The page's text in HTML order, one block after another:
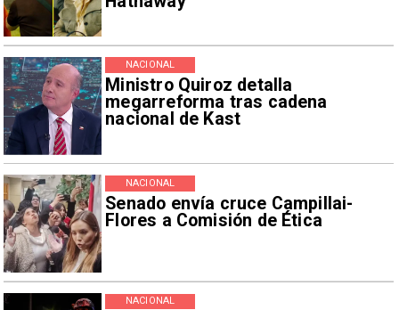
Ministro Quiroz detalla
megarreforma tras cadena
nacional de Kast
NACIONAL
Senado envía cruce Campillai-
Flores a Comisión de Ética
NACIONAL
NACIONAL